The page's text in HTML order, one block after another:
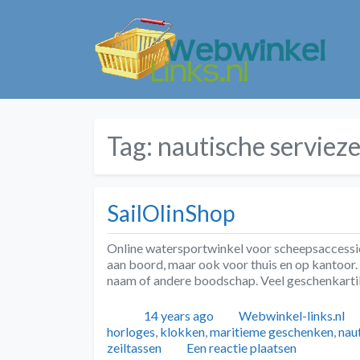
Tag: nautische
SailOlinShop
Online watersportwinkel voor
aan boord, maar ook voor thuis en op
naam of andere boodschap. Veel
Geplaatst
14 years ago Auteur
Webwinkel-links.nl
horloges klokken maritieme geschenken
zeiltassen
Een reactie plaatsen